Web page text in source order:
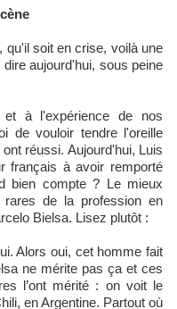
qu'il soit en crise, voilà une
aujourd'hui, sous peine
à l'expérience de nos
de vouloir tendre l'oreille
réussi. Aujourd'hui, Luis
français à avoir remporté
bien compte ? Le mieux
de la profession en
Bielsa. Lisez plutôt :
Alors oui, cet homme fait
ne mérite pas ça et ces
l’ont mérité : on voit le
en Argentine. Partout où